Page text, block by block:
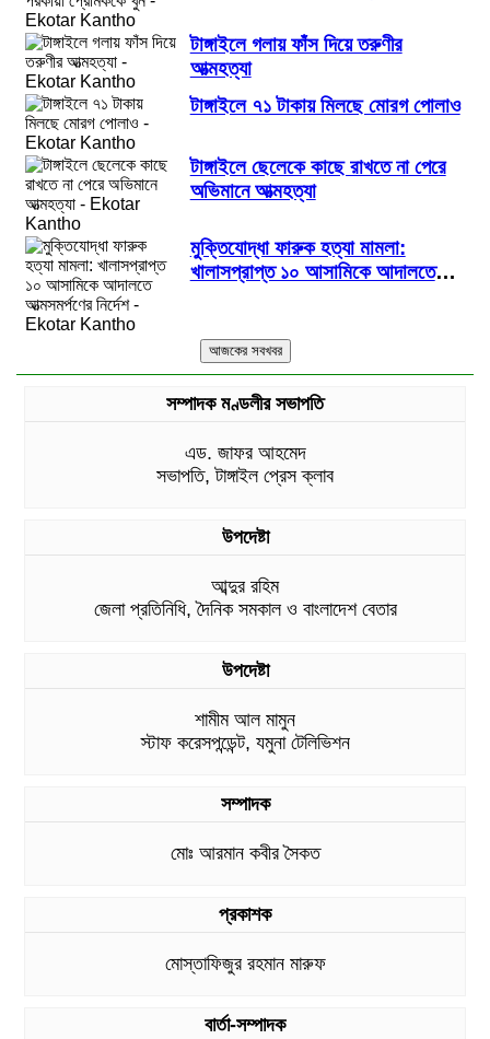
টাঙ্গাইলে গলায় ফাঁস দিয়ে তরুণীর
আত্মহত্যা
টাঙ্গাইলে ৭১ টাকায় মিলছে মোরগ পোলাও
টাঙ্গাইলে ছেলেকে কাছে রাখতে না পেরে
অভিমানে আত্মহত্যা
মুক্তিযোদ্ধা ফারুক হত্যা মামলা:
খালাসপ্রাপ্ত ১০ আসামিকে আদালতে
সম্পাদক মণ্ডলীর সভাপতি
এড. জাফর আহমেদ
সভাপতি, টাঙ্গাইল প্রেস ক্লাব
উপদেষ্টা
আব্দুর রহিম
জেলা প্রতিনিধি, দৈনিক সমকাল ও বাংলাদেশ বেতার
উপদেষ্টা
শামীম আল মামুন
স্টাফ করেসপন্ডেন্ট, যমুনা টেলিভিশন
সম্পাদক
মোঃ আরমান কবীর সৈকত
প্রকাশক
মোস্তাফিজুর রহমান মারুফ
বার্তা-সম্পাদক